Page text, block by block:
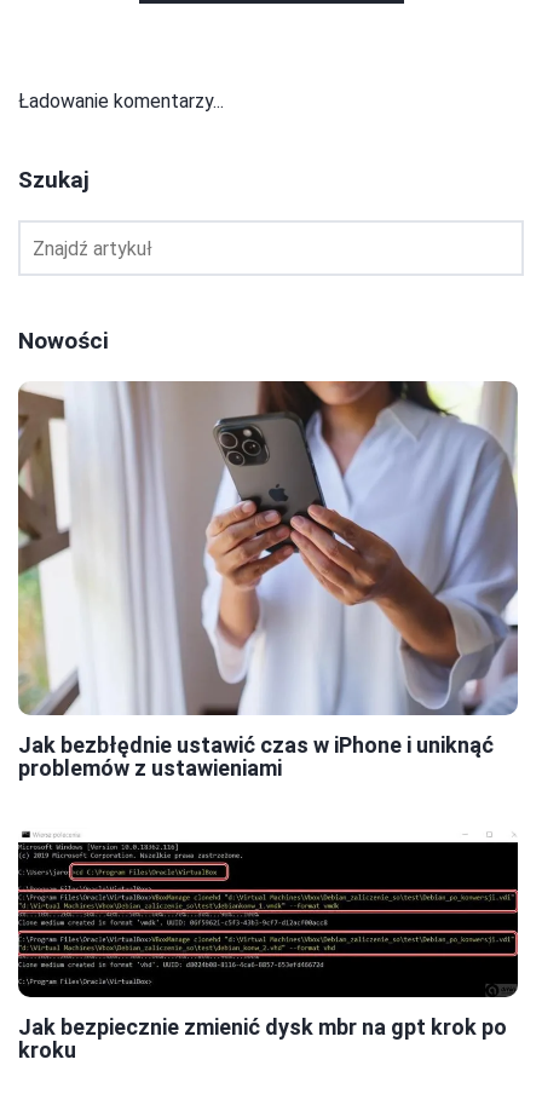
Ładowanie komentarzy...
Szukaj
Nowości
Jak bezbłędnie ustawić czas w iPhone i uniknąć
problemów z ustawieniami
Jak bezpiecznie zmienić dysk mbr na gpt krok po
kroku